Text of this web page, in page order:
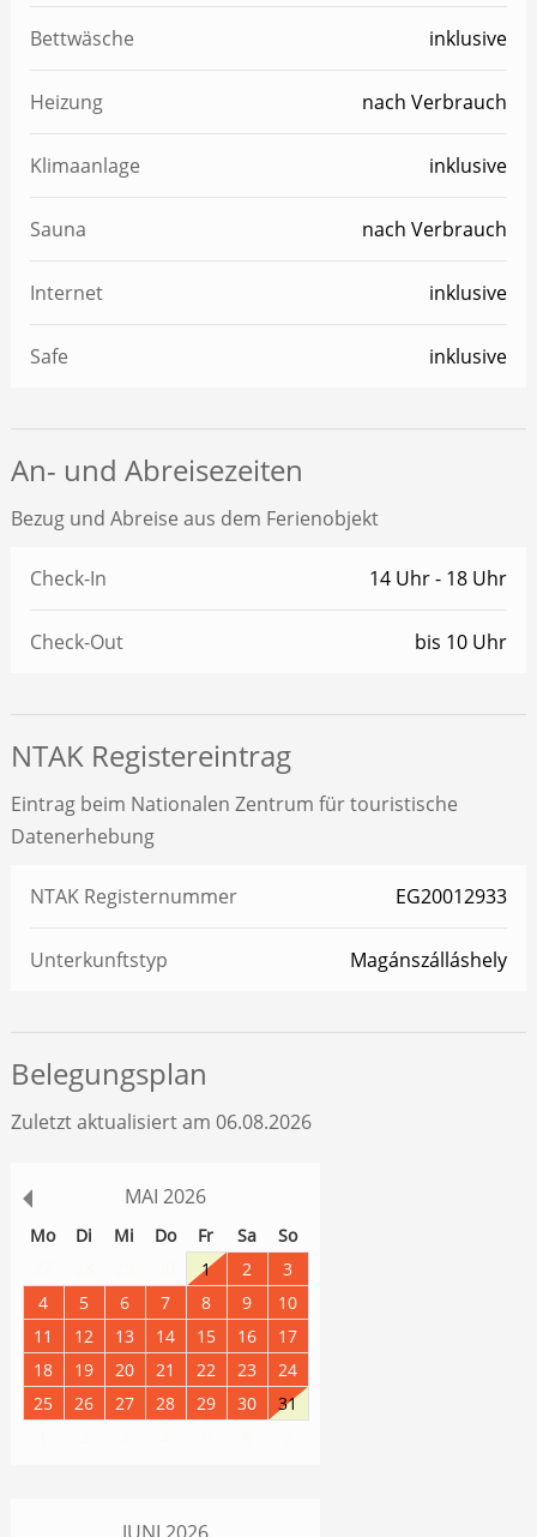
Bettwäsche inklusive
Heizung nach Verbrauch
Klimaanlage inklusive
Sauna nach Verbrauch
Internet inklusive
Safe inklusive
An- und Abreisezeiten
Bezug und Abreise aus dem Ferienobjekt
Check-In 14 Uhr - 18 Uhr
Check-Out bis 10 Uhr
NTAK Registereintrag
Eintrag beim Nationalen Zentrum für touristische
Datenerhebung
NTAK Registernummer EG20012933
Unterkunftstyp Magánszálláshely
Belegungsplan
Zuletzt aktualisiert am 06.08.2026
MAI 2026
Mo Di Mi Do Fr Sa
So
1 2
3
4
5 6 7 8 9
10
11
12 13 14 15 16
17
18
19 20 21 22 23
24
25
26 27 28 29 30
31